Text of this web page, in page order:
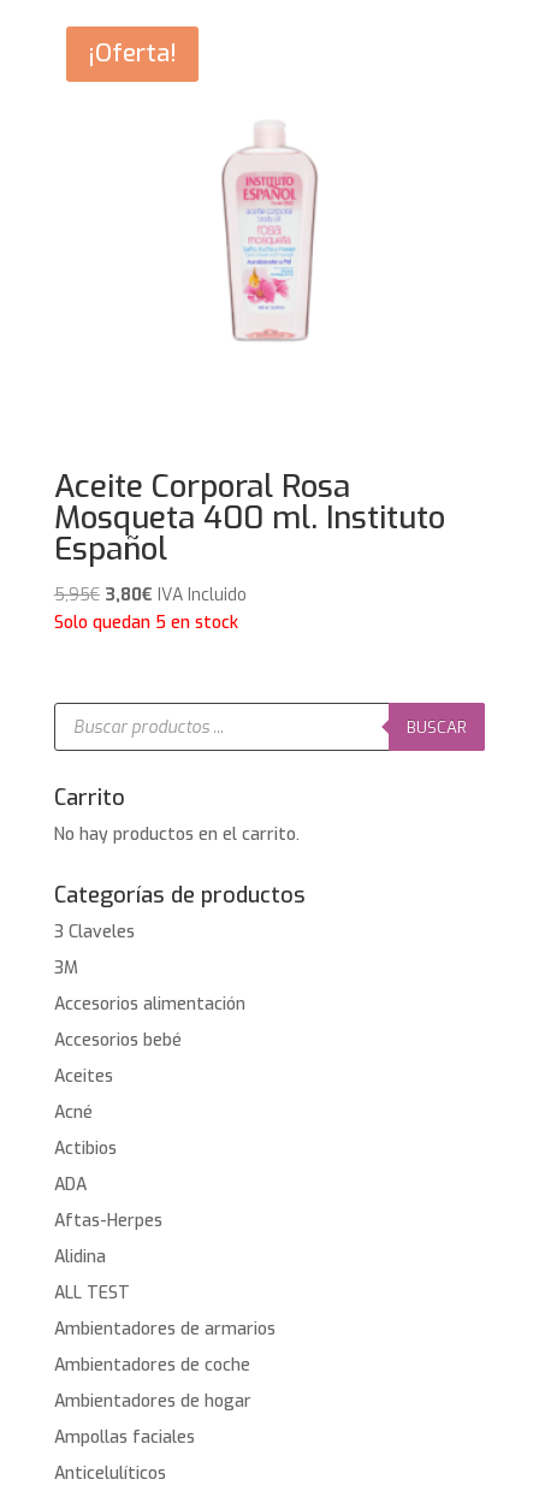
29,95€.26,95€.
¡Oferta!
Aceite Corporal Rosa
Mosqueta 400 ml. Instituto
Español
5,95€ El
precio
5,95€.
3,80€El
precio
3,80€.
IVA Incluido
Solo quedan 5 en stock
Búsqueda
productos
BUSCAR
Carrito
No hay productos en el carrito.
Categorías de productos
3 Claveles
3M
Accesorios alimentación
Accesorios bebé
Aceites
Acné
Actibios
ADA
Aftas-Herpes
Alidina
ALL TEST
Ambientadores de armarios
Ambientadores de coche
Ambientadores de hogar
Ampollas faciales
Anticelulíticos